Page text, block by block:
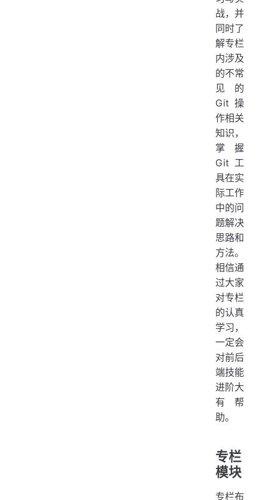
战，并
同时了
解专栏
内涉及
的不常
见的
Git 操
作相关
知识，
掌握
Git 工
具在实
际工作
中的问
题解决
思路和
方法。
相信通
过大家
对专栏
的认真
学习，
一定会
对前后
端技能
进阶大
有帮
助。
专栏
模块
专栏布